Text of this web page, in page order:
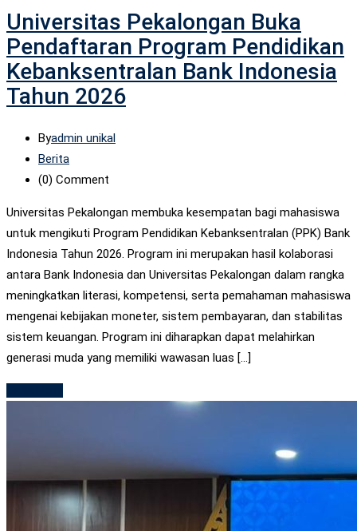
Universitas Pekalongan Buka
Pendaftaran Program Pendidikan
Kebanksentralan Bank Indonesia
Tahun 2026
Byadmin unikal
Berita
(0) Comment
Universitas Pekalongan membuka kesempatan bagi mahasiswa
untuk mengikuti Program Pendidikan Kebanksentralan (PPK) Bank
Indonesia Tahun 2026. Program ini merupakan hasil kolaborasi
antara Bank Indonesia dan Universitas Pekalongan dalam rangka
meningkatkan literasi, kompetensi, serta pemahaman mahasiswa
mengenai kebijakan moneter, sistem pembayaran, dan stabilitas
sistem keuangan. Program ini diharapkan dapat melahirkan
generasi muda yang memiliki wawasan luas […]